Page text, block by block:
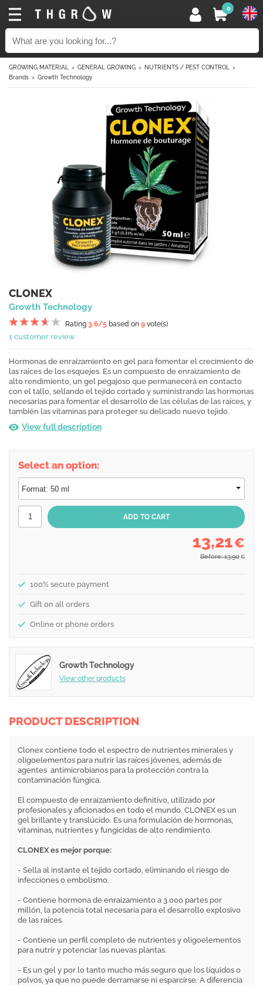
0
GROWING MATERIAL GENERAL GROWING
NUTRIENTS / PEST CONTROL
Brands
Growth Technology
CLONEX
Growth Technology
Rating 3.6/5 based on 9 vote(s)
1 customer review
Hormonas de enraizamiento en gel para fomentar el crecimiento de
las raíces de los esquejes. Es un compuesto de enraizamiento de
alto rendimiento, un gel pegajoso que permanecerá en contacto
con el tallo, sellando el tejido cortado y suministrando las hormonas
necesarias para fomentar el desarrollo de las células de las raíces, y
también las vitaminas para proteger su delicado nuevo tejido.
View full description
Select an option:
13,21€
Before: 13,90 €
100% secure payment
Gift on all orders
Online or phone orders
Growth Technology
View other products
PRODUCT DESCRIPTION
Clonex contiene todo el espectro de nutrientes minerales y
oligoelementos para nutrir las raíces jóvenes, además de
agentes antimicrobianos para la protección contra la
contaminación fúngica.
El compuesto de enraizamiento definitivo, utilizado por
profesionales y aficionados en todo el mundo. CLONEX es un
gel brillante y translúcido. Es una formulación de hormonas,
vitaminas, nutrientes y fungicidas de alto rendimiento.
CLONEX es mejor porque:
- Sella al instante el tejido cortado, eliminando el riesgo de
infecciones o embolismo.
- Contiene hormona de enraizamiento a 3.000 partes por
millón, la potencia total necesaria para el desarrollo explosivo
de las raíces.
- Contiene un perfil completo de nutrientes y oligoelementos
para nutrir y potenciar las nuevas plantas.
- Es un gel y por lo tanto mucho más seguro que los líquidos o
polvos, ya que no puede derramarse ni esparcirse. A diferencia